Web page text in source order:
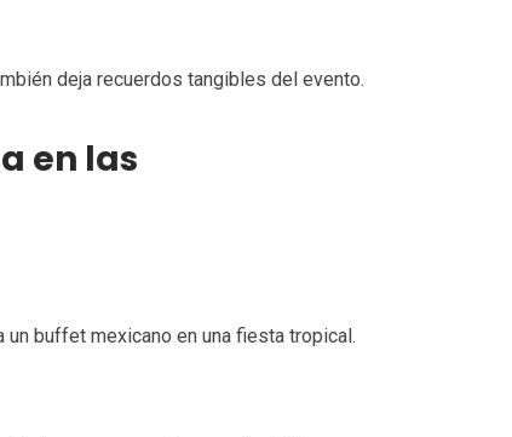
deja recuerdos tangibles del evento.
en las
buffet mexicano en una fiesta tropical.